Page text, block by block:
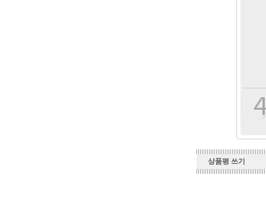
상품평 쓰기